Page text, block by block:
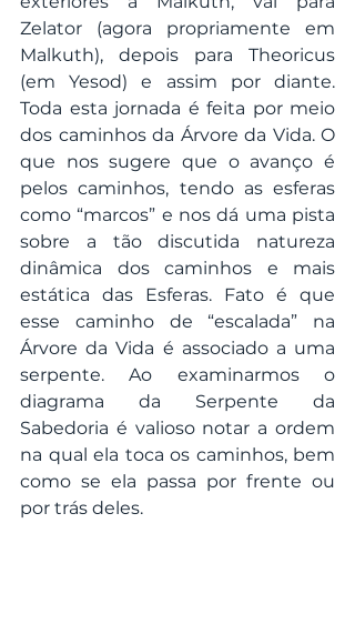
Zelator (agora propriamente em
Malkuth), depois para Theoricus
(em Yesod) e assim por diante.
Toda esta jornada é feita por meio
dos caminhos da Árvore da Vida. O
que nos sugere que o avanço é
pelos caminhos, tendo as esferas
como “marcos” e nos dá uma pista
sobre a tão discutida natureza
dinâmica dos caminhos e mais
estática das Esferas. Fato é que
esse caminho de “escalada” na
Árvore da Vida é associado a uma
serpente. Ao examinarmos o
diagrama da Serpente da
Sabedoria é valioso notar a ordem
na qual ela toca os caminhos, bem
como se ela passa por frente ou
por trás deles.